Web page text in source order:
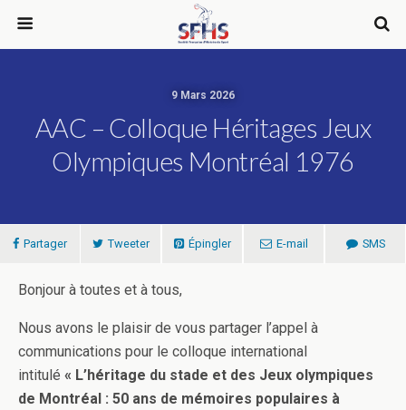
9 Mars 2026
AAC – Colloque Héritages Jeux
Olympiques Montréal 1976
Partager Tweeter Épingler E-mail SMS
Bonjour à toutes et à tous,
Nous avons le plaisir de vous partager l’appel à
communications pour le colloque international
intitulé « L’héritage du stade et des Jeux olympiques
de Montréal : 50 ans de mémoires populaires à